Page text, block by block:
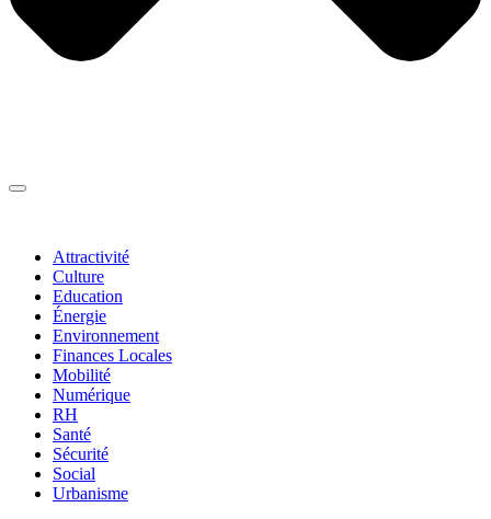
Attractivité
Culture
Education
Énergie
Environnement
Finances Locales
Mobilité
Numérique
RH
Santé
Sécurité
Social
Urbanisme